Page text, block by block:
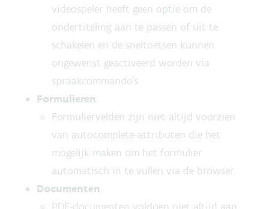
videospeler heeft geen optie om de
ondertiteling aan te passen of uit te
schakelen en de sneltoetsen kunnen
ongewenst geactiveerd worden via
spraakcommando’s.
Formulieren:
Formuliervelden zijn niet altijd voorzien
van autocomplete-attributen die het
mogelijk maken om het formulier
automatisch in te vullen via de browser.
Documenten: